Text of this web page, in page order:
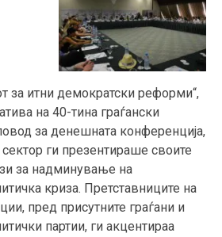
за итни демократски реформи“,
на 40-тина граѓански
за денешната конференција,
ги презентираше своите
за надминување на
криза. Претставниците на
пред присутните граѓани и
партии, ги акцентираа